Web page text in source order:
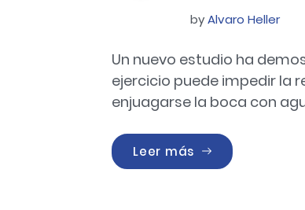
byAlvaro Heller
Un nuevo estudio ha
ejercicio puede impedir la
enjuagarse la boca con
Leer más «El enjuague